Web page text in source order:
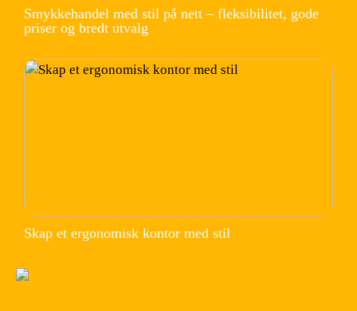
Smykkehandel med stil på nett – fleksibilitet, gode
priser og bredt utvalg
Skap et ergonomisk kontor med stil